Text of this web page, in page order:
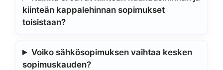
kiinteän kappalehinnan sopimukset
toisistaan?
Voiko sähkösopimuksen vaihtaa kesken
sopimuskauden?